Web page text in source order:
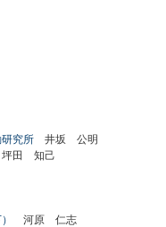
究所 井坂 公明
田 知己
河原 仁志